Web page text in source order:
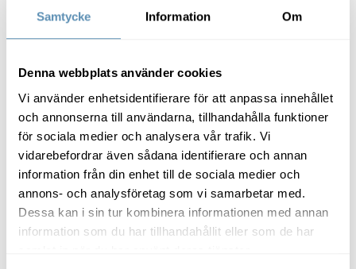
Samtycke Information Om
Denna webbplats använder cookies
Vi använder enhetsidentifierare för att anpassa innehållet
och annonserna till användarna, tillhandahålla funktioner
för sociala medier och analysera vår trafik. Vi
vidarebefordrar även sådana identifierare och annan
information från din enhet till de sociala medier och
annons- och analysföretag som vi samarbetar med.
Dessa kan i sin tur kombinera informationen med annan
information som du har tillhandahållit eller som de har
fastighetsutveckling
Länkar
Mer om Helsingborg C
Våra senaste artiklar
Från teknikskifte till tankeskifte – så byggs tillit, kultur och